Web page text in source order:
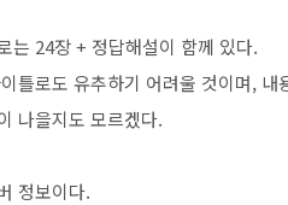
는 24장 + 정답해설이 함께 있다.
틀로도 유추하기 어려울 것이며,
나을지도 모르겠다.
정보이다.